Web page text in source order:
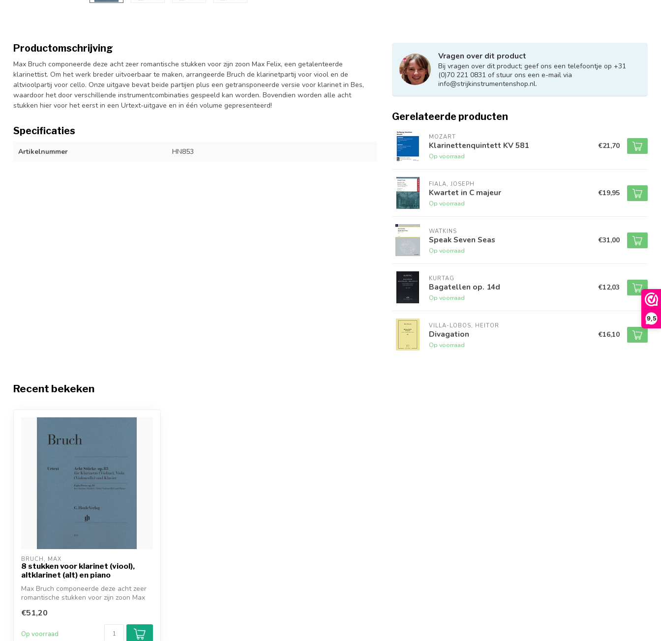
9,5
Productomschrijving
Max Bruch componeerde deze acht zeer romantische stukken voor zijn zoon Max Felix, een getalenteerde
klarinettist. Om het werk breder uitvoerbaar te maken, arrangeerde Bruch de klarinetpartij voor viool en de
altvioolpartij voor cello. Onze uitgave bevat beide partijen plus een getransponeerde versie voor klarinet in Bes,
waardoor het door verschillende instrumentcombinaties gespeeld kan worden. Bovendien worden alle acht
stukken hier voor het eerst in een Urtext-uitgave en in één volume gepresenteerd!
Specificaties
Artikelnummer HN853
Vragen over dit product
Bij vragen over dit product; geef ons een telefoontje op +31
(0)70 221 0831 of stuur ons een e-mail via
info@strijkinstrumentenshop.nl.
Gerelateerde producten
MOZART
Klarinettenquintett KV 581
Op voorraad
€21,70
FIALA, JOSEPH
Kwartet in C majeur
Op voorraad
€19,95
WATKINS
Speak Seven Seas
Op voorraad
€31,00
KURTAG
Bagatellen op. 14d
Op voorraad
€12,03
VILLA-LOBOS, HEITOR
Divagation
Op voorraad
€16,10
Recent bekeken
BRUCH, MAX
8 stukken voor klarinet (viool),
altklarinet (alt) en piano
Max Bruch componeerde deze acht zeer
romantische stukken voor zijn zoon Max
€51,20
Op voorraad